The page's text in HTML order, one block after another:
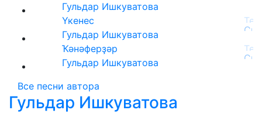
Гульдар Ишкуватова
Үкенес
Гульдар Ишкуватова
Ҡәнәферҙәр
Гульдар Ишкуватова
Все песни автора
Гульдар Ишкуватова